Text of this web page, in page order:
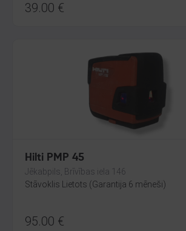
39.00 €
Hilti PMP 45
Jēkabpils, Brīvības iela 146
Stāvoklis Lietots (Garantija 6 mēneši)
95.00 €